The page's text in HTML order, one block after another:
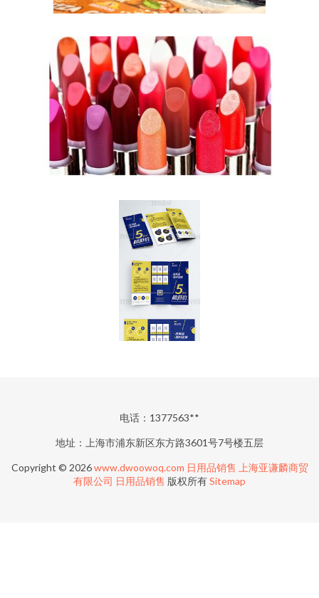
电话：1377563**
地址：上海市浦东新区东方路3601号7号楼五层
Copyright © 2026www.dwoowoq.com 日用品销售
上海亚谦麟商贸
有限公司 日用品销售 版权所有Sitemap